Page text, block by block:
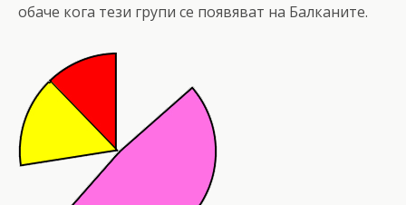
обаче кога тези групи се появяват на Балканите.